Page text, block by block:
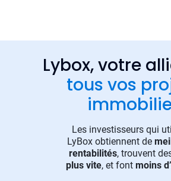
Lybox, votre
tous vos
Les investisseurs qui
LyBox obtiennent de
rentabilités, trouvent
plus vite, et font moins